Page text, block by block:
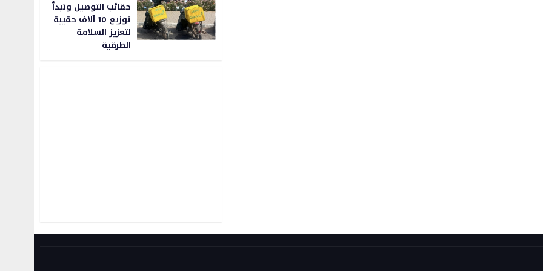
حقائب التوصيل وتبدأ
توزيع 10 آلاف حقيبة
لتعزيز السلامة
الطرقية